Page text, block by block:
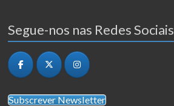
Segue-nos nas Redes Sociais
Subscrever Newsletter